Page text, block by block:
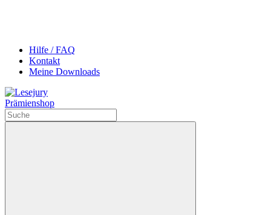
Hilfe / FAQ
Kontakt
Meine Downloads
Prämienshop